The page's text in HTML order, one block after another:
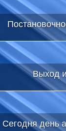
Выход
Сегодня день